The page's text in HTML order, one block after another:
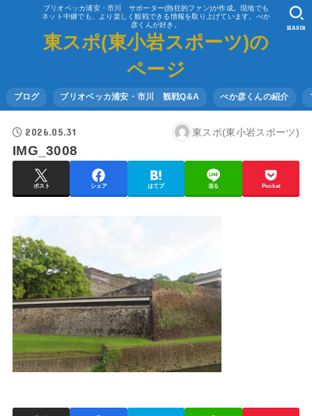
ブリオベッカ浦安・市川 サポーター(熱狂的ファン)が作成。現地でも
ネット中継でも、より楽しく観戦できる情報を取り上げています。べか
彦くんが好き。
東スポ(東小岩スポーツ)の
ページ
ブログ ブリオベッカ浦安・市川 観戦Q&A べか彦くんの紹介
SEARCH
2026.05.31 東スポ(東小岩スポーツ)
IMG_3008
ポスト シェア はてブ 送る Pocket